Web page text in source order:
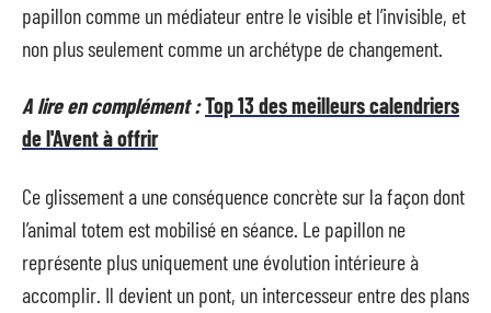
papillon comme un médiateur entre le visible et l’invisible, et
non plus seulement comme un archétype de changement.
A lire en complément :Top 13 des meilleurs calendriers
de l'Avent à offrir
Ce glissement a une conséquence concrète sur la façon dont
l’animal totem est mobilisé en séance. Le papillon ne
représente plus uniquement une évolution intérieure à
accomplir. Il devient un pont, un intercesseur entre des plans